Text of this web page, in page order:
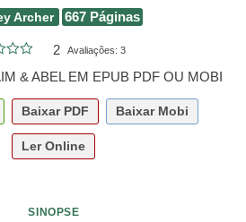
Archer 667 Páginas
2 Avaliações: 3
& ABEL EM EPUB PDF OU MOBI
Baixar PDF Baixar Mobi
Ler Online
SINOPSE